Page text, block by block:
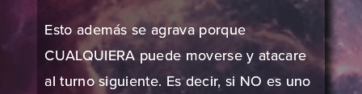
Esto además se agrava porque
CUALQUIERA puede moverse y atacare
al turno siguiente. Es decir, si NO es uno